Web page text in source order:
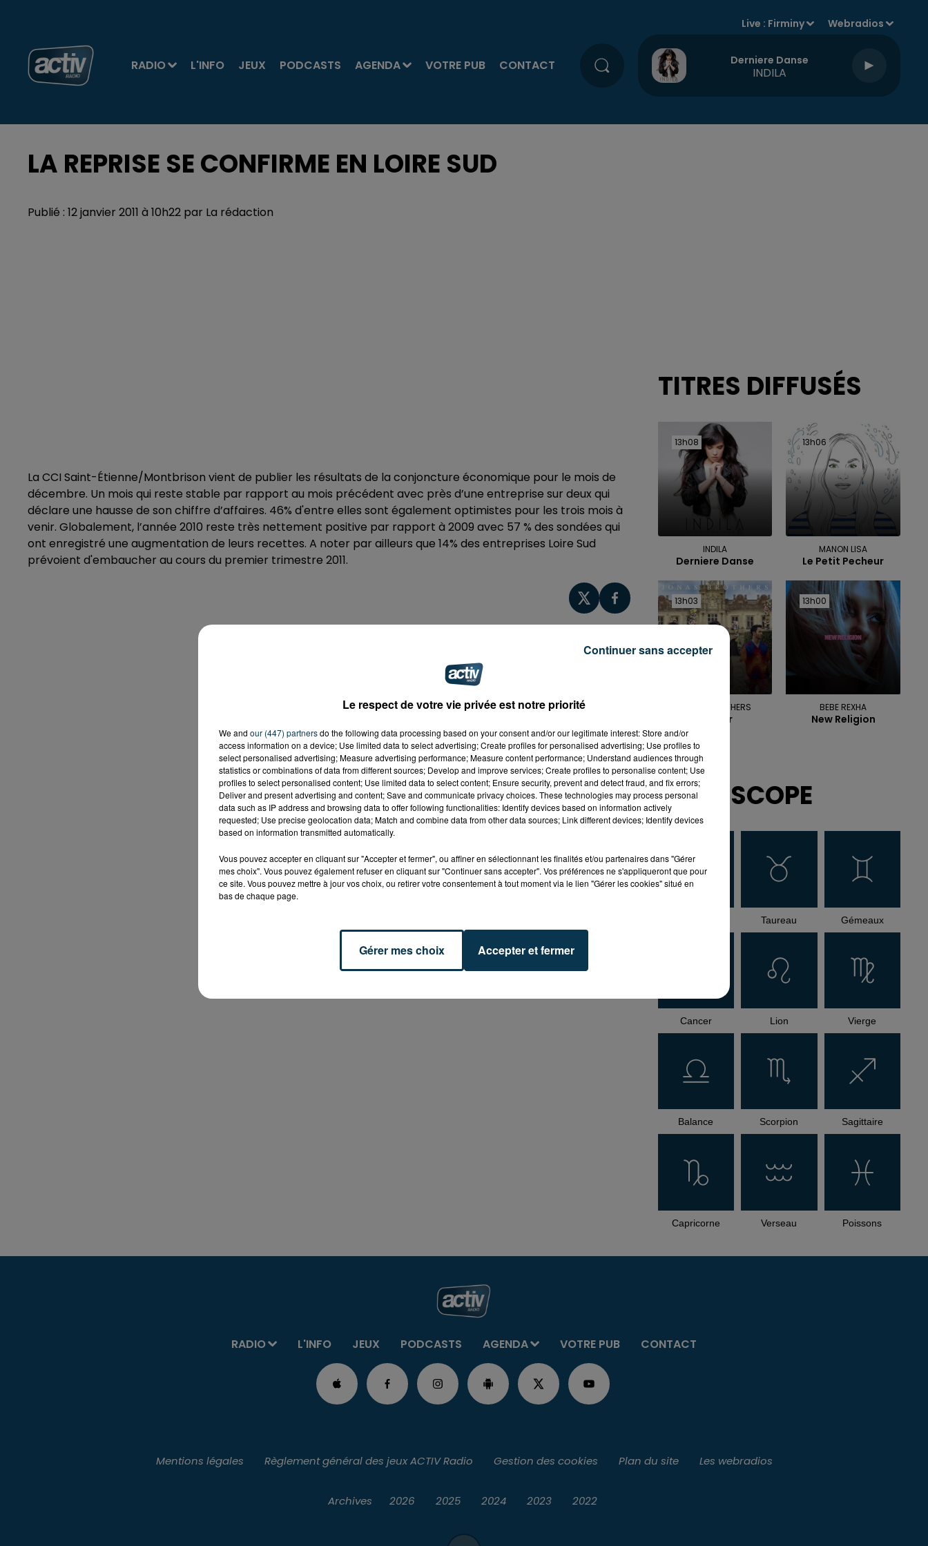
RADIO L'INFO JEUX PODCASTS AGENDA VOTRE PUB CONTACT
Live : Firminy Webradios
Derniere Danse
INDILA
LA REPRISE SE CONFIRME EN LOIRE SUD
Publié : 12 janvier 2011 à 10h22 par La rédaction
La CCI Saint-Étienne/Montbrison vient de publier les résultats de la conjoncture économique pour le mois de
décembre. Un mois qui reste stable par rapport au mois précédent avec près d’une entreprise sur deux qui
déclare une hausse de son chiffre d’affaires. 46% d'entre elles sont également optimistes pour les trois mois à
venir. Globalement, l’année 2010 reste très nettement positive par rapport à 2009 avec 57 % des sondées qui
ont enregistré une augmentation de leurs recettes. A noter par ailleurs que 14% des entreprises Loire Sud
prévoient d'embaucher au cours du premier trimestre 2011.
TITRES DIFFUSÉS
13h08
13h08
INDILA
Derniere Danse
13h06
13h06
MANON LISA
Le Petit Pecheur
13h03
13h03
JONAS BROTHERS
Sucker
13h00
13h00
BEBE REXHA
New Religion
HOROSCOPE
Taureau Gémeaux
Cancer Lion Vierge
Balance Scorpion Sagittaire
Capricorne Verseau Poissons
RADIO L'INFO JEUX PODCASTS AGENDA VOTRE PUB CONTACT
Mentions légales Règlement général des jeux ACTIV Radio Gestion des cookies Plan du site Les webradios
Archives 2026 2025 2024 2023 2022
Le respect de votre vie privée est notre priorité
We and our (447) partnersdo the following data processing based on your consent and/or our legitimate interest: Store and/or
access information on a device; Use limited data to select advertising; Create profiles for personalised advertising; Use profiles to
select personalised advertising; Measure advertising performance; Measure content performance; Understand audiences through
statistics or combinations of data from different sources; Develop and improve services; Create profiles to personalise content; Use
profiles to select personalised content; Use limited data to select content; Ensure security, prevent and detect fraud, and fix errors;
Deliver and present advertising and content; Save and communicate privacy choices. These technologies may process personal
data such as IP address and browsing data to offer following functionalities: Identify devices based on information actively
requested; Use precise geolocation data; Match and combine data from other data sources; Link different devices; Identify devices
based on information transmitted automatically.
Vous pouvez accepter en cliquant sur "Accepter et fermer", ou affiner en sélectionnant les finalités et/ou partenaires dans "Gérer
mes choix". Vous pouvez également refuser en cliquant sur "Continuer sans accepter". Vos préférences ne s'appliqueront que pour
ce site. Vous pouvez mettre à jour vos choix, ou retirer votre consentement à tout moment via le lien "Gérer les cookies" situé en
bas de chaque page.
Gérer mes choix Accepter et fermer
Continuer sans accepter